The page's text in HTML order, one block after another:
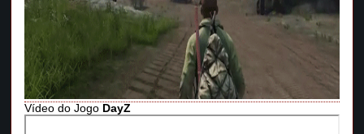
Vídeo do Jogo DayZ